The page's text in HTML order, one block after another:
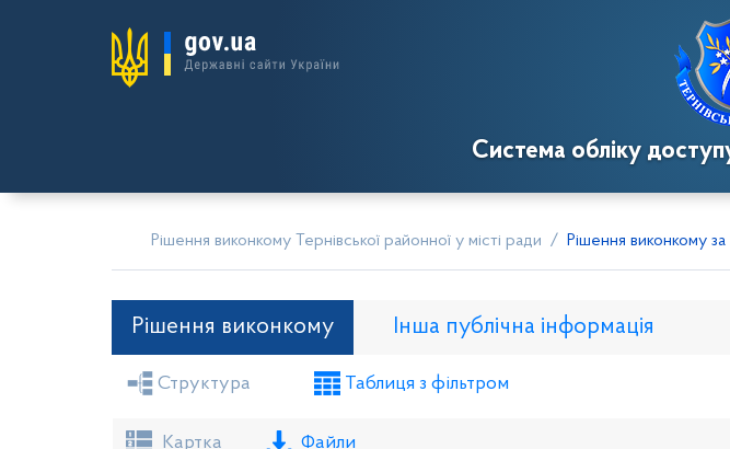
Система обліку
Рішення виконкому Тернівської районної у місті ради Рішення виконкому
Рішення виконкому Інша публічна інформація
Засідання районної ради Рішення виконкому
Структура Таблиця з фільтром
Картка Файли